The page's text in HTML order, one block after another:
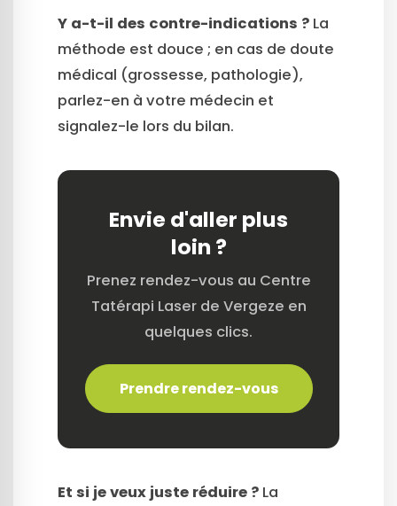
Y a-t-il des contre-indications ? La
méthode est douce ; en cas de doute
médical (grossesse, pathologie),
parlez-en à votre médecin et
signalez-le lors du bilan.
Envie d'aller plus
loin ?
Prenez rendez-vous au Centre
Tatérapi Laser de Vergeze en
quelques clics.
Prendre rendez-vous
Et si je veux juste réduire ? La